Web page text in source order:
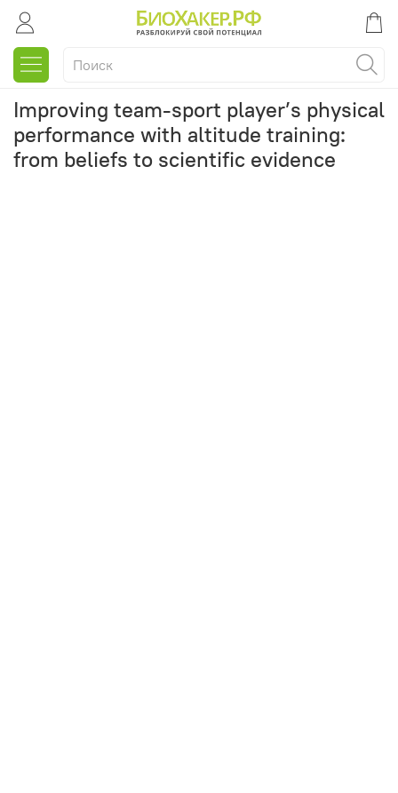
Improving team-sport player’s physical
performance with altitude training:
from beliefs to scientific evidence